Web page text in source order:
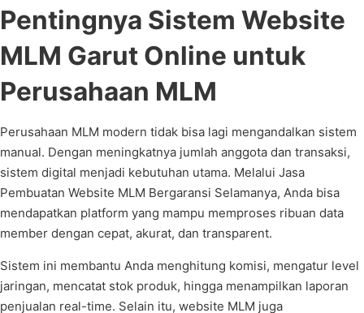
Pentingnya Sistem Website
MLM Garut Online untuk
Perusahaan MLM
Perusahaan MLM modern tidak bisa lagi mengandalkan sistem
manual. Dengan meningkatnya jumlah anggota dan transaksi,
sistem digital menjadi kebutuhan utama. Melalui Jasa
Pembuatan Website MLM Bergaransi Selamanya, Anda bisa
mendapatkan platform yang mampu memproses ribuan data
member dengan cepat, akurat, dan transparent.
Sistem ini membantu Anda menghitung komisi, mengatur level
jaringan, mencatat stok produk, hingga menampilkan laporan
penjualan real-time. Selain itu, website MLM juga